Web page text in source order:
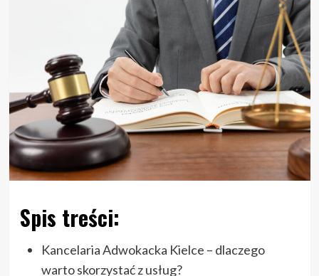
Spis treści:
Kancelaria Adwokacka Kielce – dlaczego
warto skorzystać z usług?